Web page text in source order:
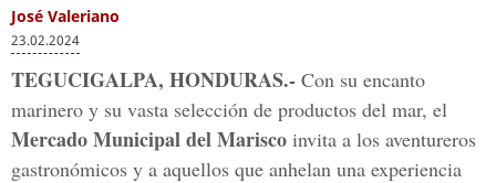
José Valeriano
23.02.2024
TEGUCIGALPA, HONDURAS.- Con su encanto
marinero y su vasta selección de productos del mar, el
Mercado Municipal del Marisco invita a los aventureros
gastronómicos y a aquellos que anhelan una experiencia